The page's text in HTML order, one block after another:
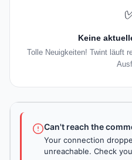
Keine
Tolle Neuigkeiten! Twint läuft
Can't reach the
Your connection
unreachable. Check